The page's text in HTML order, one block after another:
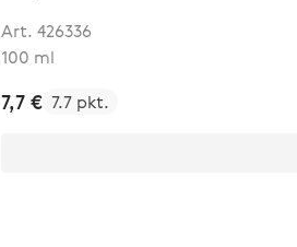
Art. 426336
100 ml
7,7 € 7.7 pkt.